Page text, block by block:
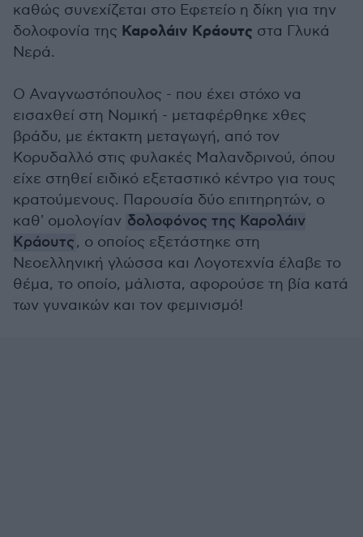
καθώς συνεχίζεται στο Εφετείο η δίκη για την
δολοφονία της Καρολάιν Κράουτς στα Γλυκά
Νερά.
Ο Αναγνωστόπουλος - που έχει στόχο να
εισαχθεί στη Νομική - μεταφέρθηκε χθες
βράδυ, με έκτακτη μεταγωγή, από τον
Κορυδαλλό στις φυλακές Μαλανδρινού, όπου
είχε στηθεί ειδικό εξεταστικό κέντρο για τους
κρατούμενους. Παρουσία δύο επιτηρητών, ο
καθ' ομολογίαν δολοφόνος της Καρολάιν
Κράουτς, ο οποίος εξετάστηκε στη
Νεοελληνική γλώσσα και Λογοτεχνία έλαβε το
θέμα, το οποίο, μάλιστα, αφορούσε τη βία κατά
των γυναικών και τον φεμινισμό!